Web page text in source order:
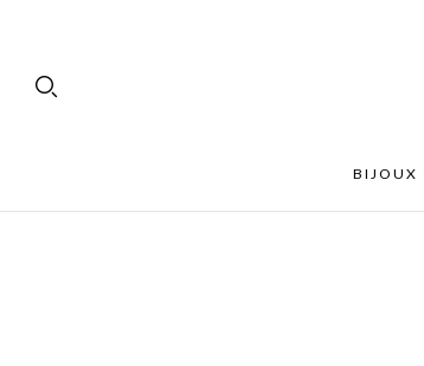
BIJOUX